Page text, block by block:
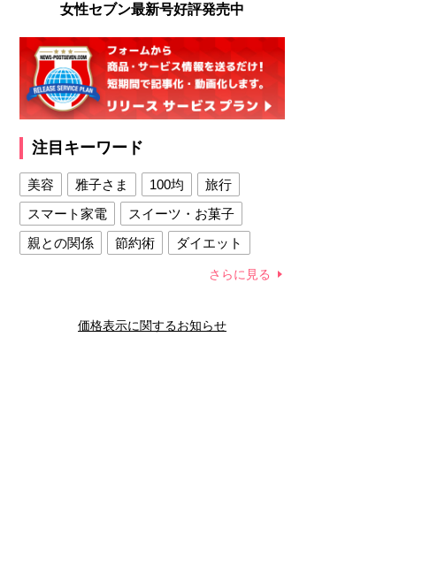
女性セブン最新号好評発売中
注目キーワード
美容 雅子さま 100均
旅行
スマート家電
スイーツ・お菓子
親との関係
節約術
ダイエット
夫との関係
新津春子 どか食い
さらに見る
価格表示に関するお知らせ